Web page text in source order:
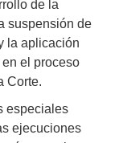
de la
suspensión de
la aplicación
el proceso
Corte.
especiales
ejecuciones